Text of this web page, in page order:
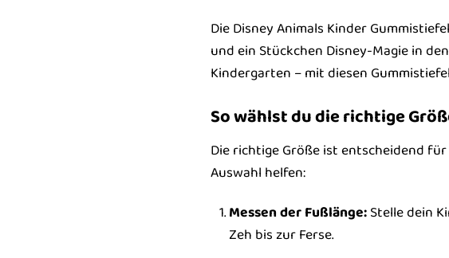
Die Disney Animals Kinder
und ein Stückchen Disney-Magie in
Kindergarten – mit diesen
So wählst du die richtige
Die richtige Größe ist entscheidend
Auswahl helfen:
Messen der Fußlänge:Stelle dein
Zeh bis zur Ferse.